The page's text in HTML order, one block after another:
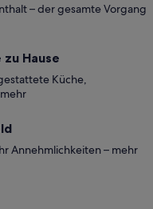
– der gesamte Vorgang
Hause
Küche,
Annehmlichkeiten – mehr